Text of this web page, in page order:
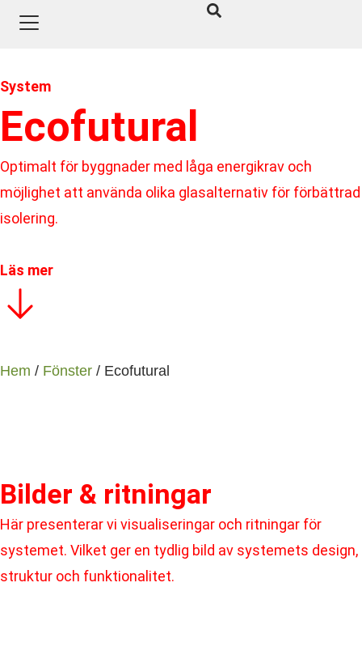
System
Ecofutural
Optimalt för byggnader med låga energikrav och
möjlighet att använda olika glasalternativ för förbättrad
isolering.
Läs mer
Hem / Fönster / Ecofutural
Bilder & ritningar
Här presenterar vi visualiseringar och ritningar för
systemet. Vilket ger en tydlig bild av systemets design,
struktur och funktionalitet.